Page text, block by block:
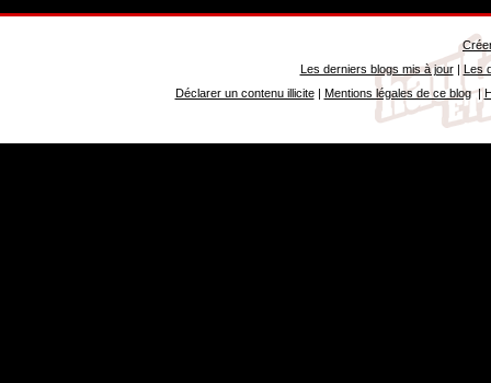
Les derniers blogs mis à jour| Les
Déclarer un contenu illicite| Mentions légales de ce blog|